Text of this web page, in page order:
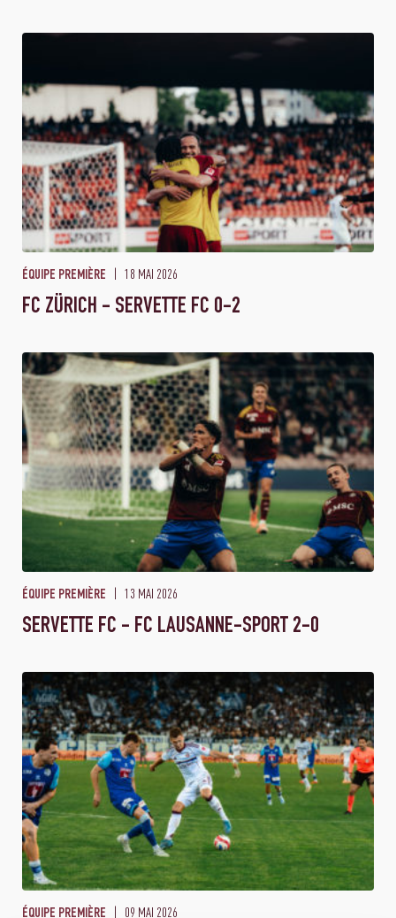
ÉQUIPE PREMIÈRE 18 MAI 2026
FC ZÜRICH - SERVETTE FC 0-2
ÉQUIPE PREMIÈRE 13 MAI 2026
SERVETTE FC - FC LAUSANNE-SPORT 2-0
ÉQUIPE PREMIÈRE 09 MAI 2026